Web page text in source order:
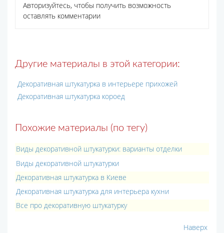
Авторизуйтесь, чтобы получить возможность
оставлять комментарии
Другие материалы в этой категории:
Декоративная штукатурка в интерьере прихожей
Декоративная штукатурка короед
Похожие материалы (по тегу)
Виды декоративной штукатурки: варианты отделки
Виды декоративной штукатурки
Декоративная штукатурка в Киеве
Декоративная штукатурка для интерьера кухни
Все про декоративную штукатурку
Наверх